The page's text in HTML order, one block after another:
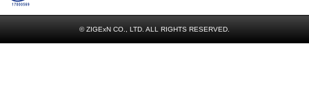
© ZIGExN CO., LTD. ALL RIGHTS RESERVED.